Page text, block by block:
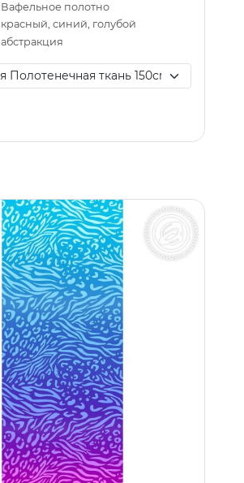
Вафельное полотно
красный, синий, голубой
абстракция